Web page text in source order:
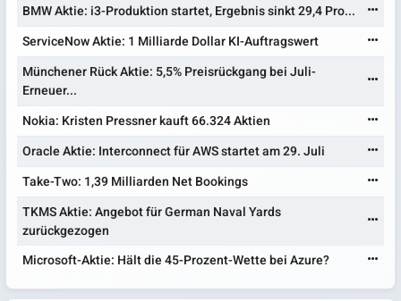
BMW Aktie: i3-Produktion startet, Ergebnis sinkt 29,4 Pro...
ServiceNow Aktie: 1 Milliarde Dollar KI-Auftragswert
Münchener Rück Aktie: 5,5% Preisrückgang bei Juli-
Erneuer...
Nokia: Kristen Pressner kauft 66.324 Aktien
Oracle Aktie: Interconnect für AWS startet am 29. Juli
Take-Two: 1,39 Milliarden Net Bookings
TKMS Aktie: Angebot für German Naval Yards
zurückgezogen
Microsoft-Aktie: Hält die 45-Prozent-Wette bei Azure?